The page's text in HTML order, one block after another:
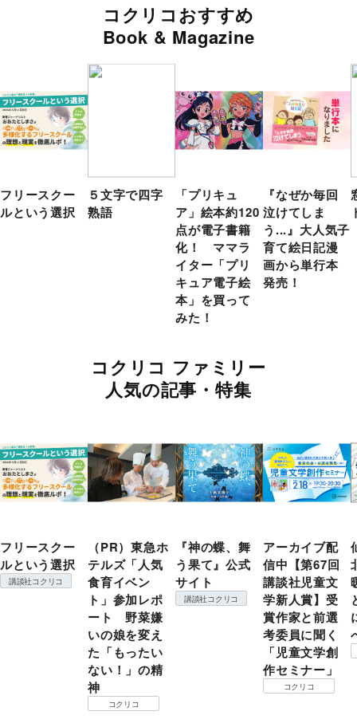
コクリコおすすめ
Book & Magazine
フリースクー
ルという選択
５文字で四字
熟語
「プリキュ
ア」絵本約120
点が電子書籍
化！ ママラ
イター「プリ
キュア電子絵
本」を買って
みた！
『なぜか毎回
泣けてしま
う...』大人気子
育て絵日記漫
画から単行本
発売！
コクリコ ファミリー
人気の記事・特集
フリースクー
ルという選択
講談社コクリコ
（PR）東急ホ
テルズ「人気
食育イベン
ト」参加レポ
ート 野菜嫌
いの娘を変え
た「もったい
ない！」の精
神
コクリコ
『神の蝶、舞
う果て』公式
サイト
講談社コクリコ
アーカイブ配
信中【第67回
講談社児童文
学新人賞】受
賞作家と前選
考委員に聞く
「児童文学創
作セミナー」
コクリコ